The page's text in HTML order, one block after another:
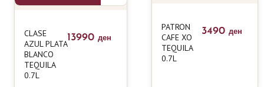
CLASE
AZUL PLATA
BLANCO
TEQUILA
0.7L
13990 ден
PATRON
CAFE XO
TEQUILA
0.7L
3490 ден